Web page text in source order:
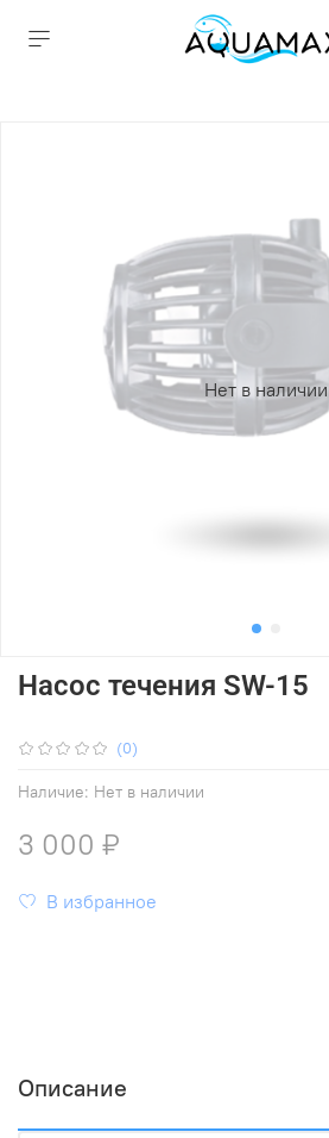
Нет в наличии
(0)
Наличие: Нет в наличии
Насос течения SW-15
3 000 ₽
В избранное
Описание